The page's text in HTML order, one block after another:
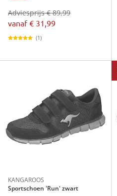
vanaf€ 31,99
Adviesprijs € 89,99
(1)
KANGAROOS
Sportschoen 'Run' zwart